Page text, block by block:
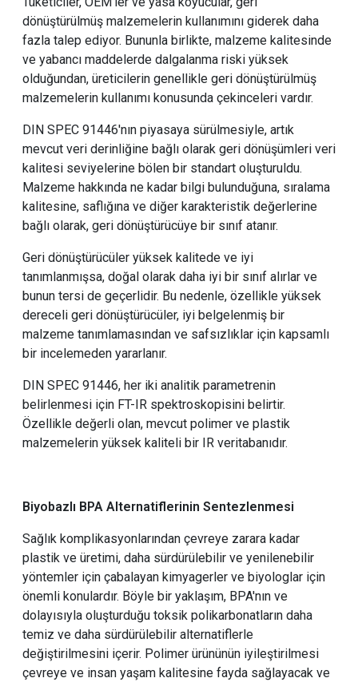
dönüştürülmüş malzemelerin kullanımını giderek daha
fazla talep ediyor. Bununla birlikte, malzeme kalitesinde
ve yabancı maddelerde dalgalanma riski yüksek
olduğundan, üreticilerin genellikle geri dönüştürülmüş
malzemelerin kullanımı konusunda çekinceleri vardır.
DIN SPEC 91446'nın piyasaya sürülmesiyle, artık
mevcut veri derinliğine bağlı olarak geri dönüşümleri veri
kalitesi seviyelerine bölen bir standart oluşturuldu.
Malzeme hakkında ne kadar bilgi bulunduğuna, sıralama
kalitesine, saflığına ve diğer karakteristik değerlerine
bağlı olarak, geri dönüştürücüye bir sınıf atanır.
Geri dönüştürücüler yüksek kalitede ve iyi
tanımlanmışsa, doğal olarak daha iyi bir sınıf alırlar ve
bunun tersi de geçerlidir. Bu nedenle, özellikle yüksek
dereceli geri dönüştürücüler, iyi belgelenmiş bir
malzeme tanımlamasından ve safsızlıklar için kapsamlı
bir incelemeden yararlanır.
DIN SPEC 91446, her iki analitik parametrenin
belirlenmesi için FT-IR spektroskopisini belirtir.
Özellikle değerli olan, mevcut polimer ve plastik
malzemelerin yüksek kaliteli bir IR veritabanıdır.
Biyobazlı BPA Alternatiflerinin Sentezlenmesi
Sağlık komplikasyonlarından çevreye zarara kadar
plastik ve üretimi, daha sürdürülebilir ve yenilenebilir
yöntemler için çabalayan kimyagerler ve biyologlar için
önemli konulardır. Böyle bir yaklaşım, BPA'nın ve
dolayısıyla oluşturduğu toksik polikarbonatların daha
temiz ve daha sürdürülebilir alternatiflerle
değiştirilmesini içerir. Polimer ürününün iyileştirilmesi
çevreye ve insan yaşam kalitesine fayda sağlayacak ve